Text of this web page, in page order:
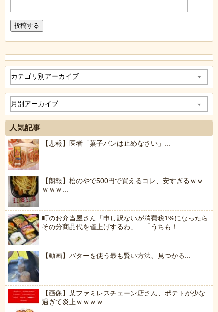
人気記事
【悲報】医者「菓子パンは止めなさい」...
【朗報】松のやで500円で買えるコレ、安すぎるｗｗ
ｗｗｗ...
町のお弁当屋さん「申し訳ないが消費税1%になったら
その分商品代を値上げするわ」 「うちも！...
【動画】バターを使う最も賢い方法、見つかる...
【画像】某ファミレスチェーン店さん、ポテトが少な
過ぎて炎上ｗｗｗｗ...